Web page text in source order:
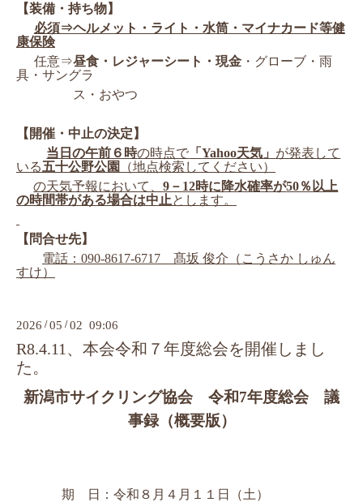
【装備・持ち物】
必須⇒ヘルメット・ライト・水筒・マイナカード等健
康保険
任意⇒昼食・レジャーシート・現金・グローブ・雨
具・サングラ
ス・ おやつ
【開催・中止の決定】
当日の午前６時の時点で 「Yahoo天気」 が発表して
いる五十公野公園
（地点検索してください）
の天気予報において、9－12時に降水確率が50％以上
の時間帯がある場合は中止とします。
【問合せ先】
電話： 090‐8617‐6717　髙坂 俊介（こうさか しゅん
すけ）
2026 /05 /02 09:06
R8.4.11、本会令和７年度総会を開催しまし
た。
新潟市サイクリング協会　令和7年度総会　議
事録（概要版）
期　日：令和 ８月４月１１日（土）